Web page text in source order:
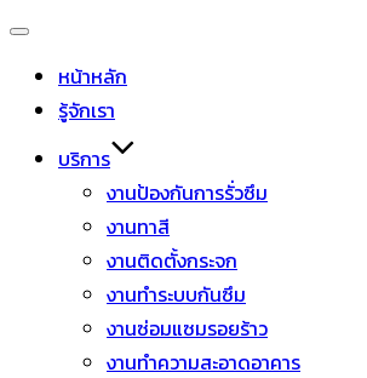
หน้าหลัก
รู้จักเรา
บริการ
งานป้องกันการรั่วซึม
งานทาสี
งานติดตั้งกระจก
งานทำระบบกันซึม
งานซ่อมแซมรอยร้าว
งานทำความสะอาดอาคาร